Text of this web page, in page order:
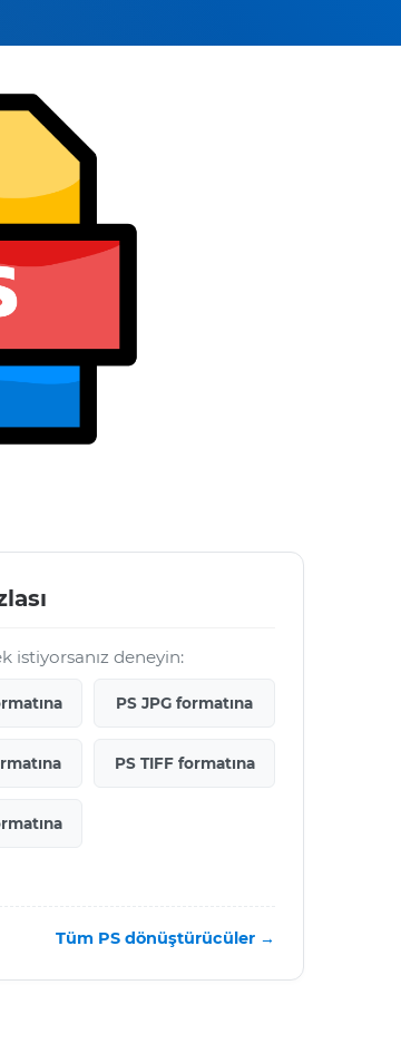
istiyorsanız deneyin:
PS JPG formatına
PS TIFF formatına
Tüm PS dönüştürücüler →